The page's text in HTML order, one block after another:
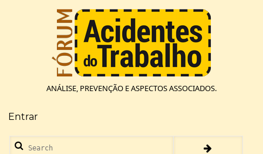
ANÁLISE, PREVENÇÃO E ASPECTOS ASSOCIADOS.
Menu
de
conta
Entrar
Search